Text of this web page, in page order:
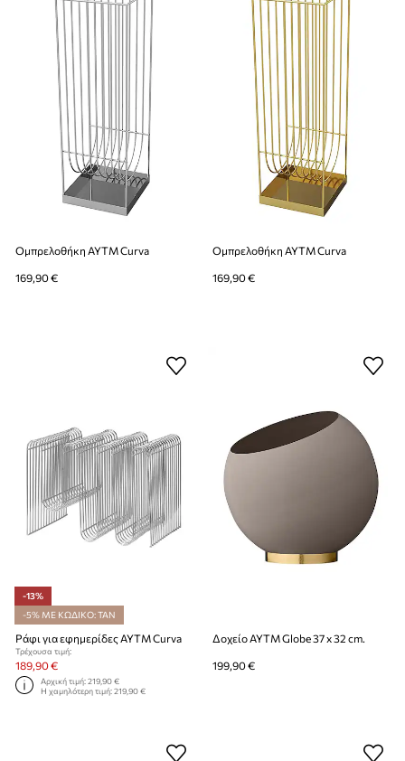
Ομπρελοθήκη AYTM Curva
169,90 €
Ομπρελοθήκη AYTM Curva
169,90 €
-13%
-5% ΜΕ ΚΩΔΙΚΟ: TAN
Ράφι για εφημερίδες AYTM Curva
Τρέχουσα τιμή:
189,90 €
Αρχική τιμή:219,90 €
Η χαμηλότερη τιμή:219,90 €
Δοχείο AYTM Globe 37 x 32 cm.
199,90 €